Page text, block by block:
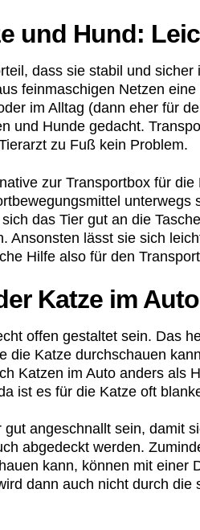
und Hund:
dass sie stabil und sicher
feinmaschigen Netzen
im Alltag (dann eher für
und Hunde gedacht.
zu Fuß kein Problem.
zur Transportbox für
unterwegs
das Tier gut an die
Ansonsten lässt sie sich
Hilfe also für den
Katze im Auto
offen gestaltet sein. Das
die Katze durchschauen
Katzen im Auto anders als
ist es für die Katze oft
angeschnallt sein, damit
abgedeckt werden.
kann, können mit einer
dann auch nicht durch die